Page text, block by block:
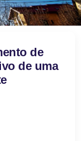
de
de uma